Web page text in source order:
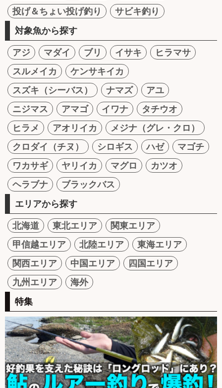
投げ＆ちょい投げ釣り
サビキ釣り
対象魚から探す
アジ マダイ ブリ イサキ
ヒラマサ
スルメイカ
ケンサキイカ
スズキ（シーバス）
ナマズ
アユ
ニジマス
アマゴ イワナ
タチウオ
ヒラメ
アオリイカ
メジナ（グレ・クロ）
クロダイ（チヌ）
シロギス ハゼ
マゴチ
ワカサギ
ヤリイカ マグロ
カツオ
ヘラブナ
ブラックバス
エリアから探す
北海道 東北エリア
関東エリア
甲信越エリア
北陸エリア
東海エリア
関西エリア
中国エリア
四国エリア
九州エリア
海外
特集